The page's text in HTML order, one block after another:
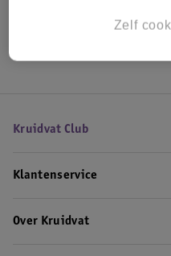
Hoe controleren wij de reviews?
Kruidvat Club
Klantenservice
Over Kruidvat
Zelf